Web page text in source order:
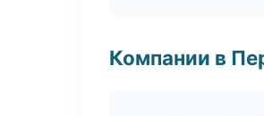
Компании в